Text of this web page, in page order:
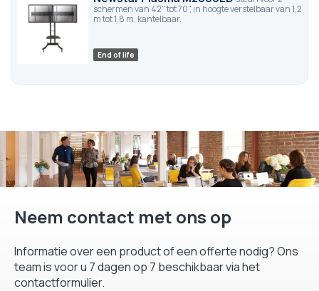
schermen van 42" tot 70", in hoogte verstelbaar van 1,2
m tot 1,8 m, kantelbaar.
End of life
Neem contact met ons op
Informatie over een product of een offerte nodig? Ons
team is voor u 7 dagen op 7 beschikbaar via het
contactformulier.